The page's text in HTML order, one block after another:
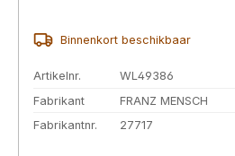
Binnenkort beschikbaar
Artikelnr.
WL49386
Fabrikant
FRANZ MENSCH
Fabrikantnr.
27717